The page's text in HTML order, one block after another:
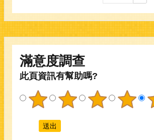
滿意度調查
此頁資訊有幫助嗎?